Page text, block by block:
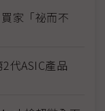
家「祕而不
代ASIC產品